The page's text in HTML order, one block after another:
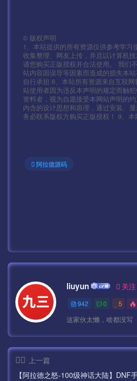
wget –no-check-certificate
devtoolset-4-rebuild-
上面是一条命令！！！全部复
yum install compat-libgmp-
yum install devtoolset-4-
先修改配置吧！
重启数据库
© 版权声明
1、本站提供的所有资源仅供参考学
收集整理、网友上传，并且以计算机
请您购买正版授权并合法使用。 我们
站内容因误导等因素而造成的损失本
自行承担 6、本站所有资源来自互联
站使用者因为违反本声明的规定而触
资料者，视为自愿接受本网站声明的
内含的设计思想和原理，通过安装、
务必联系版权方购买正版授权！ 9、
阿拉德源码
liuyun 关注
942 0 5
这家伙太懒，啥都没写
上一篇
【阿拉德之怒-100级神话大陆】DNF